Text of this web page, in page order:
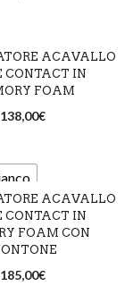
Bianco
Grigio
Marrone
Blu/Marrone
Blu
Marrone
Sabbia
ACAVALLO
CONTACT IN
FOAM
138,00€
ACAVALLO
CONTACT IN
FOAM CON
185,00€